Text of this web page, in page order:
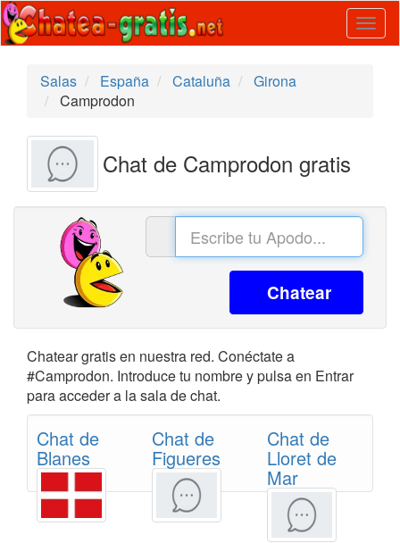
Salas
España Cataluña
Girona
Camprodon
Chat de Camprodon gratis
Chatear
Chatear gratis en nuestra red. Conéctate a
#Camprodon. Introduce tu nombre y pulsa en Entrar
para acceder a la sala de chat.
Chat de
Blanes
Chat de
Figueres
Chat de
Lloret de
Mar